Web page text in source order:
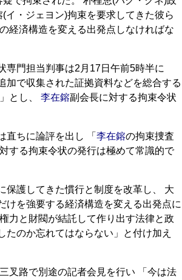
イ・ジェヨン)拘束を要求してきた彼ら
経済構造を変える出発点しなければな
専門担当判事は2月17日午前5時半に
加で収集された証拠資料などを総合する
とし、李在鎔副会長に対する拘束令状
直ちに論評を出し 「李在鎔の拘束捜査
する拘束令状の発行は極めて常識的で
保護してきた慣行と制度を改革し、 大
けを強要する経済構造を変える出発点に
力と財閥が結託して作り出す法律と政
のか忘れてはならない」と付け加え
叉路で別途の記者会見を行い 「今は法